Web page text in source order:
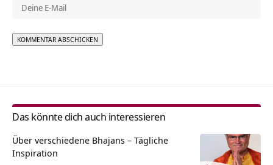
Das könnte dich auch interessieren
Über verschiedene Bhajans – Tägliche
Inspiration